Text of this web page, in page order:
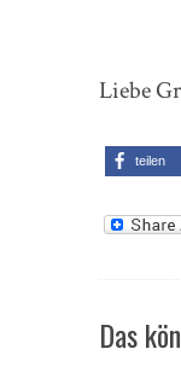
Liebe
teilen
Das